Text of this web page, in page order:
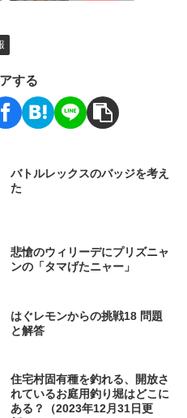
する
バトルレックスのバッジを考え
た
悲愴のウィリーデにプリズニャ
ンの「タマげたニャー」
はぐレモンからの挑戦18 問題
と解答
住宅村固有種を釣れる、開放さ
れているお庭用釣り堀はどこに
ある？（2023年12月31日更